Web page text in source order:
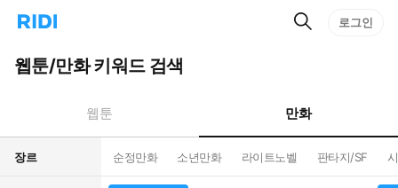
리
홈
으
턴
트
검
로그인
웹툰/만화 키워드 검색
웹툰 만화
장르 순정만화 소년만화 라이트노벨 판타지/SF